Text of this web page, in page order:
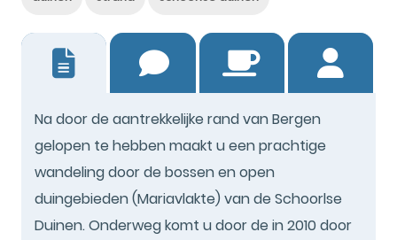
Na door de aantrekkelijke rand van Bergen
gelopen te hebben maakt u een prachtige
wandeling door de bossen en open
duingebieden (Mariavlakte) van de Schoorlse
Duinen. Onderweg komt u door de in 2010 door